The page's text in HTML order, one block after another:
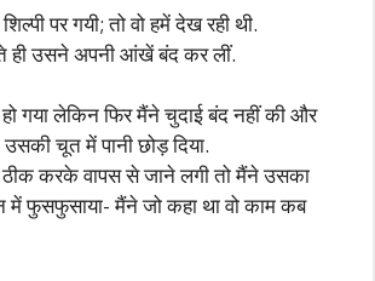
पर गयी; तो वो हमें देख रही थी.
ही उसने अपनी आंखें बंद कर लीं.
गया लेकिन फिर मैंने चुदाई बंद नहीं की और
चूत में पानी छोड़ दिया.
ठीक करके वापस से जाने लगी तो मैंने उसका
फुसफुसाया- मैंने जो कहा था वो काम कब